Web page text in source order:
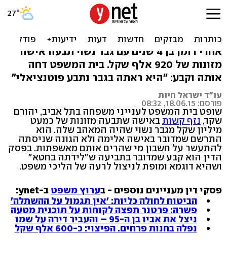
שופט נגד הפילגש: 'היא מופת
של ניצול לרעה'
אחרי רומן בן 4 שנים עם גבר נשוי תבעה אישה
מזונות של 920 אלף שקל. בית המשפט דחה
אותה וקבע: "היא ראתה בגבר נתבע פוטנציאלי"
עו"ד ישראל חיות
פורסם: 18.06.15, 08:32
שופט בית המשפט לענייני משפחה בתל אביב, יהורם
שקד, נזף קשותבאישה שתבעה מזונות של כמעט
מיליון שקל מגבר נשוי שהיה המאהב שלה. הוא
התרשם שמדובר באישה אלימה ולא הגונה שניסתה
להתעשר על חשבון מי שהרים אותם מאשפתות. בפסק
הדין הוא קבע שמדובר בתביעה ש"לידתה בחטא"
ושהיא דוגמא ומופת לניצול לרעה של הליכי משפט.
פסקי דין מעניינים נוספים - בערוץ משפט ב-ynet:
הביטוח לחולה כליות: 'אין תגמול על ההשתלה'
פשרה: פרטנר תפצה לקוחות על תוכנית מטעה
ניצל את אביו בן ה-95 – והעביר דירה על שמו
נפלה בחנות פרחים. הפיצוי: כ-600 אלף שקל